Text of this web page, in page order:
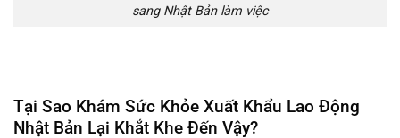
sang Nhật Bản làm việc
Tại Sao Khám Sức Khỏe Xuất Khẩu Lao Động
Nhật Bản Lại Khắt Khe Đến Vậy?